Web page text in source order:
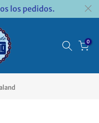
los pedidos.
0